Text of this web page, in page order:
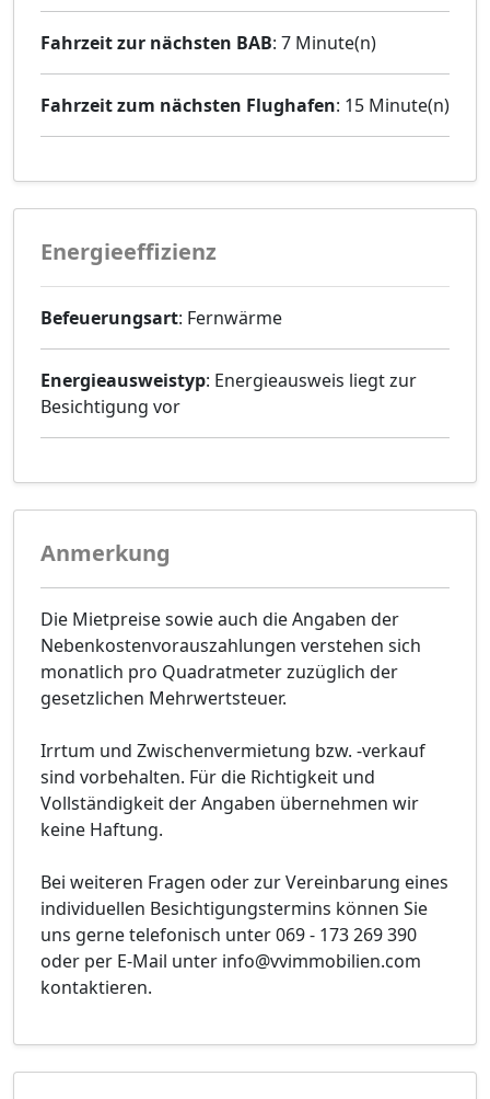
Fahrzeit zur nächsten BAB: 7 Minute(n)
Fahrzeit zum nächsten Flughafen: 15 Minute(n)
Energieeffizienz
Befeuerungsart: Fernwärme
Energieausweistyp: Energieausweis liegt zur
Besichtigung vor
Anmerkung
Die Mietpreise sowie auch die Angaben der
Nebenkostenvorauszahlungen verstehen sich
monatlich pro Quadratmeter zuzüglich der
gesetzlichen Mehrwertsteuer.
Irrtum und Zwischenvermietung bzw. -verkauf
sind vorbehalten. Für die Richtigkeit und
Vollständigkeit der Angaben übernehmen wir
keine Haftung.
Bei weiteren Fragen oder zur Vereinbarung eines
individuellen Besichtigungstermins können Sie
uns gerne telefonisch unter 069 - 173 269 390
oder per E-Mail unter info@vvimmobilien.com
kontaktieren.